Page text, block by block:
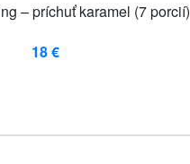
– príchuť karamel (7 porcií)
18 €